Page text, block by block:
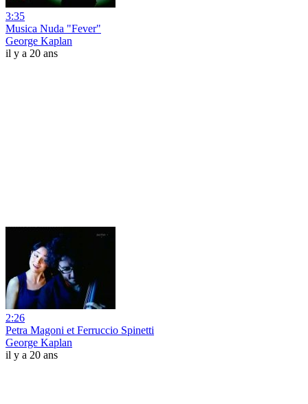
3:35
Musica Nuda "Fever"
George Kaplan
il y a 20 ans
2:26
Petra Magoni et Ferruccio Spinetti
George Kaplan
il y a 20 ans